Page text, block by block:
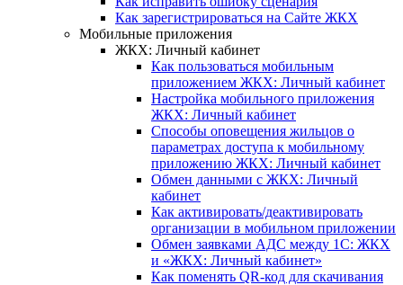
Как зарегистрироваться на Сайте ЖКХ
Мобильные приложения
ЖКХ: Личный кабинет
Как пользоваться мобильным
приложением ЖКХ: Личный кабинет
Настройка мобильного приложения
ЖКХ: Личный кабинет
Способы оповещения жильцов о
параметрах доступа к мобильному
приложению ЖКХ: Личный кабинет
Обмен данными с ЖКХ: Личный
кабинет
Как активировать/деактивировать
организации в мобильном приложении
Обмен заявками АДС между 1С: ЖКХ
и «ЖКХ: Личный кабинет»
Как поменять QR-код для скачивания